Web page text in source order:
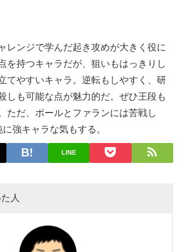
レンジで学んだ起き攻めが大きく役に
を持つキャラだが、狙いもはっきりし
てやすいキャラ。逆転もしやすく、研
しも可能な点が魅力的だ。ぜひ王段も
ただ、ポールとファランには苦戦し
強キャラな気もする。
LINE
人